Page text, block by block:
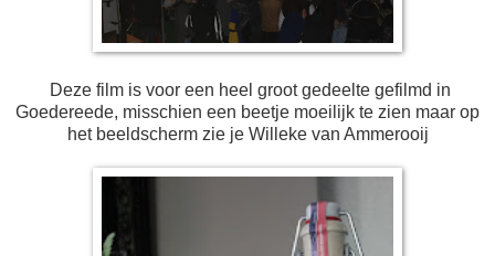
Deze film is voor een heel groot gedeelte gefilmd in
Goedereede, misschien een beetje moeilijk te zien maar op
het beeldscherm zie je Willeke van Ammerooij